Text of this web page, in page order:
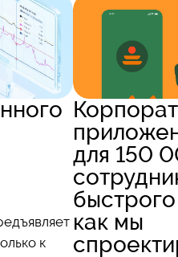
к
для 150
как мы